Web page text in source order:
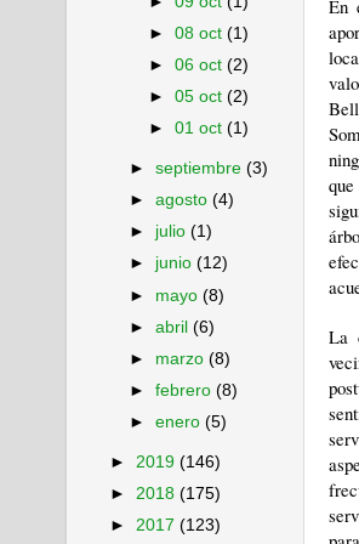
En
La
►08 oct(1)
►06 oct(2)
►05 oct(2)
►01 oct(1)
►septiembre(3)
►agosto(4)
► julio(1)
► junio(12)
► mayo(8)
►abril(6)
► marzo(8)
►febrero(8)
►enero(5)
► 2019 (146)
► 2018 (175)
► 2017 (123)